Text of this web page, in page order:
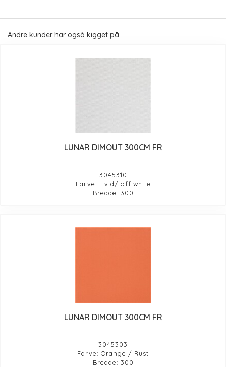
Andre kunder har også kigget på
LUNAR DIMOUT 300CM FR
3045310
Farve: Hvid/ off white
Bredde: 300
LUNAR DIMOUT 300CM FR
3045303
Farve: Orange / Rust
Bredde: 300